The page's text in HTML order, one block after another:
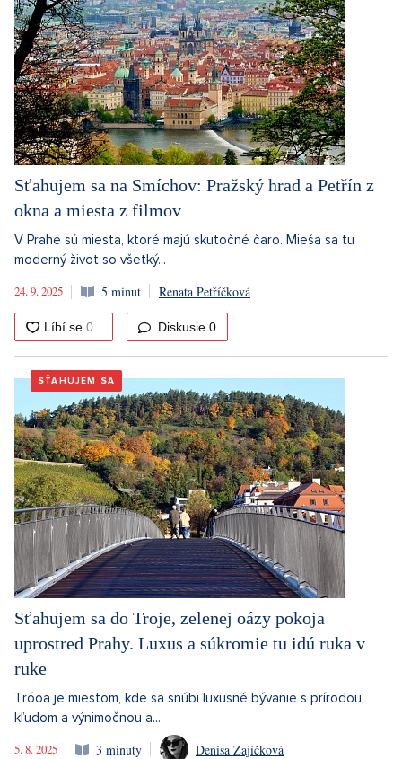
Sťahujem sa na Smíchov: Pražský hrad a Petřín z
okna a miesta z filmov
V Prahe sú miesta, ktoré majú skutočné čaro. Mieša sa tu
moderný život so všetký...
24. 9. 2025
5 minut Renata Petříčková
Diskusie 0
SŤAHUJEM SA
Sťahujem sa do Troje, zelenej oázy pokoja
uprostred Prahy. Luxus a súkromie tu idú ruka v
ruke
Tróoa je miestom, kde sa snúbi luxusné bývanie s prírodou,
kľudom a výnimočnou a...
5. 8. 2025
3 minuty Denisa Zajíčková